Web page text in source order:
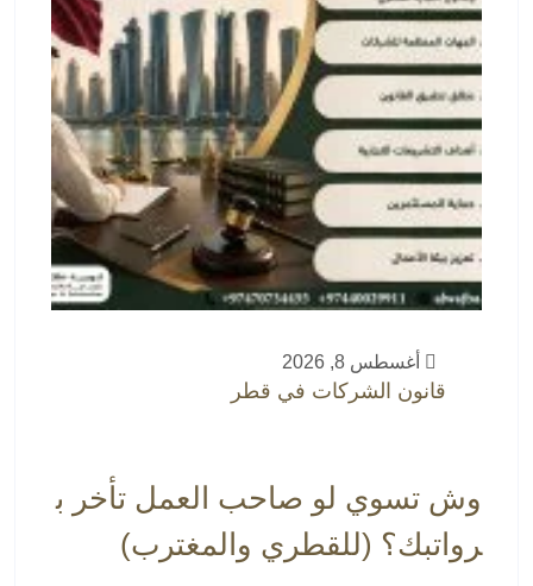
أغسطس 8, 2026
قانون الشركات في قطر
وش تسوي لو صاحب العمل تأخر ب
رواتبك؟ (للقطري والمغترب)